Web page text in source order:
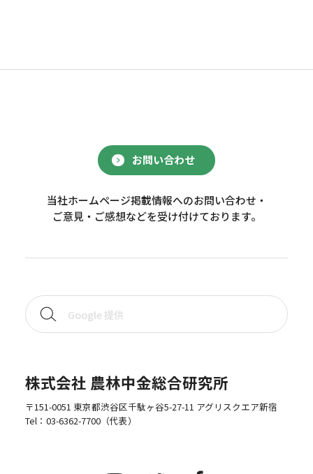
お問い合わせ
当社ホームページ掲載情報へのお問い合わせ・
ご意見・ご感想などを受け付けております。
株式会社 農林中金総合研究所
〒151-0051 東京都渋谷区千駄ヶ谷5-27-11 アグリスクエア新宿
Tel： 03-6362-7700（代表）